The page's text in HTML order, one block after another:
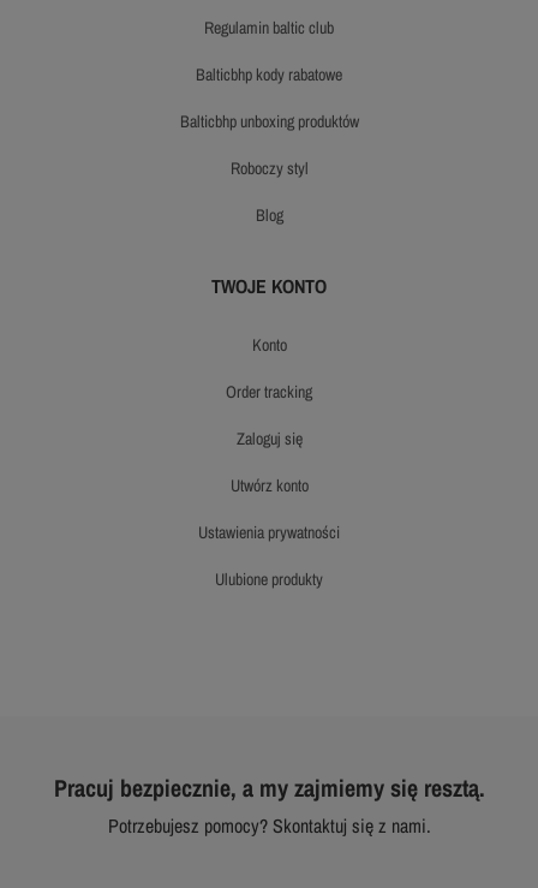
regulamin baltic club
balticbhp kody rabatowe
balticbhp unboxing produktów
roboczy styl
blog
TWOJE KONTO
konto
order tracking
zaloguj się
utwórz konto
ustawienia prywatności
ulubione produkty
Pracuj bezpiecznie, a my zajmiemy się resztą.
Potrzebujesz pomocy? Skontaktuj się z nami.